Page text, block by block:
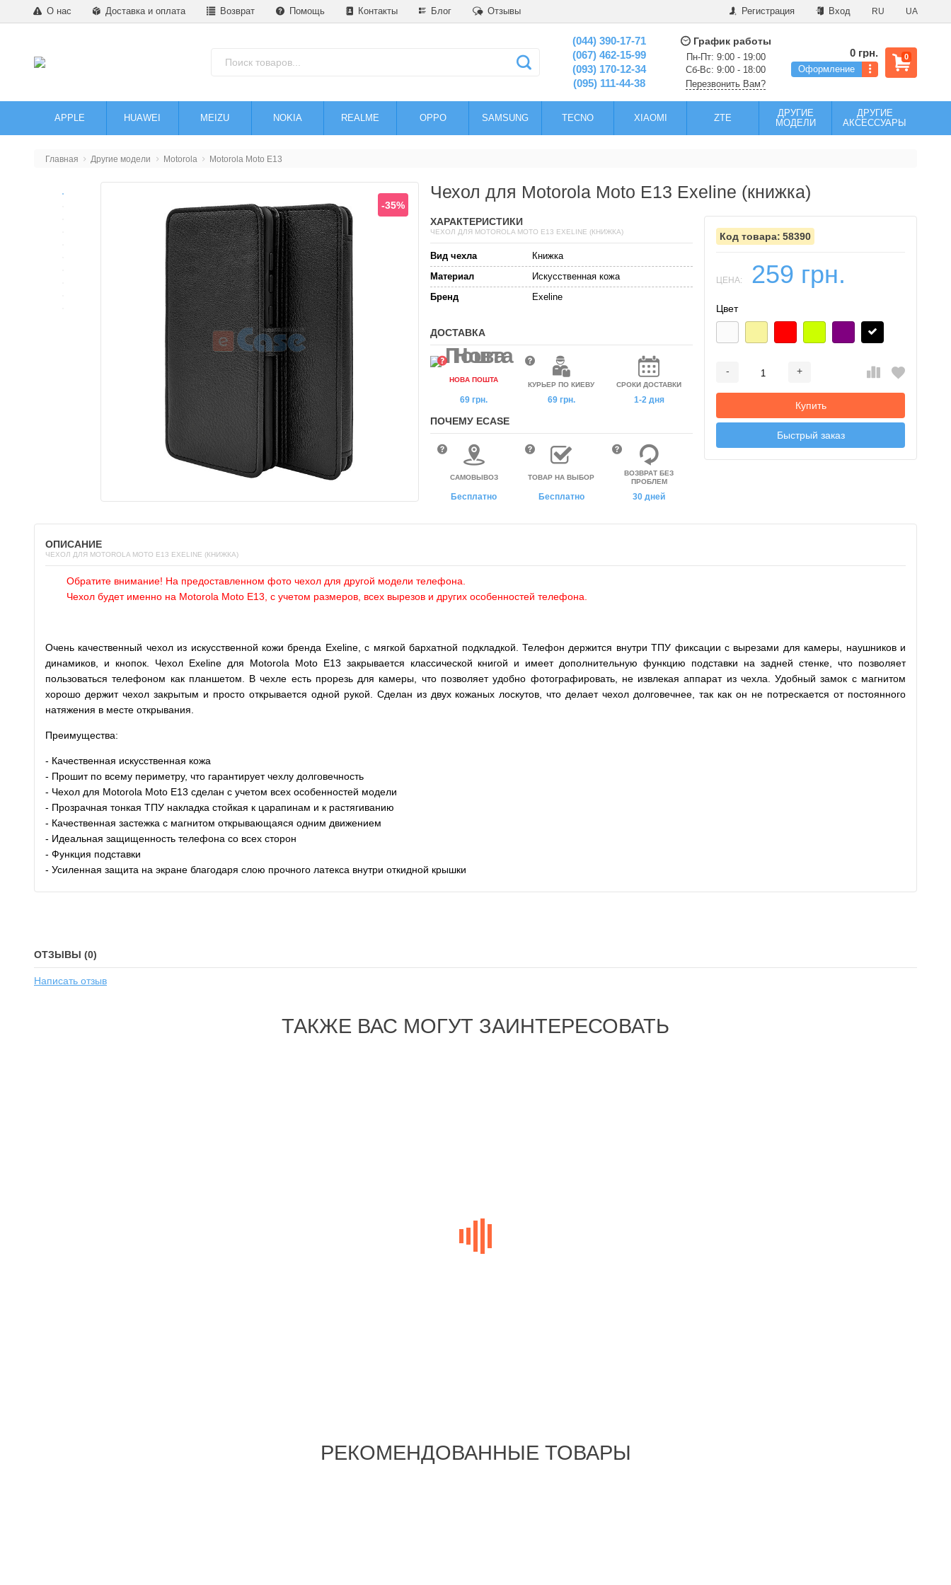
О нас Доставка и оплата Возврат Помощь Контакты Блог Отзывы Регистрация Вход RU UA
(044) 390-17-71
(067) 462-15-99
(093) 170-12-34
(095) 111-44-38
График работы
Пн-Пт: 9:00 - 19:00
Сб-Вс: 9:00 - 18:00
Перезвонить Вам?
0
0 грн.
Оформление
APPLE HUAWEI MEIZU NOKIA REALME OPPO SAMSUNG TECNO XIAOMI ZTE
ДРУГИЕ
МОДЕЛИ
ДРУГИЕ
АКСЕССУАРЫ
Главная Другие модели Motorola Motorola Moto E13
-35%
Чехол для Motorola Moto E13 Exeline (книжка)
58390
ЦЕНА: 259 грн.
Цвет
- +
Купить
Быстрый заказ
ХАРАКТЕРИСТИКИ
ЧЕХОЛ ДЛЯ MOTOROLA MOTO E13 EXELINE (КНИЖКА)
Вид чехла
Книжка
Материал
Искусственная кожа
Бренд
Exeline
ДОСТАВКА
НОВА ПОШТА
69 грн.
КУРЬЕР ПО КИЕВУ
69 грн.
СРОКИ ДОСТАВКИ
1-2 дня
ПОЧЕМУ ECASE
САМОВЫВОЗ
Бесплатно
ТОВАР НА ВЫБОР
Бесплатно
ВОЗВРАТ БЕЗ
ПРОБЛЕМ
30 дней
ОПИСАНИЕ
ЧЕХОЛ ДЛЯ MOTOROLA MOTO E13 EXELINE (КНИЖКА)
Обратите внимание! На предоставленном фото чехол для другой модели телефона.
Чехол будет именно на Motorola Moto E13, с учетом размеров, всех вырезов и других особенностей телефона.
Очень качественный чехол из искусственной кожи бренда Exeline, с мягкой бархатной подкладкой. Телефон держится внутри ТПУ фиксации с вырезами для камеры, наушников и
динамиков, и кнопок. Чехол Exeline для Motorola Moto E13 закрывается классической книгой и имеет дополнительную функцию подставки на задней стенке, что позволяет
пользоваться телефоном как планшетом. В чехле есть прорезь для камеры, что позволяет удобно фотографировать, не извлекая аппарат из чехла. Удобный замок с магнитом
хорошо держит чехол закрытым и просто открывается одной рукой. Сделан из двух кожаных лоскутов, что делает чехол долговечнее, так как он не потрескается от постоянного
натяжения в месте открывания.
Преимущества:
- Качественная искусственная кожа
- Прошит по всему периметру, что гарантирует чехлу долговечность
- Чехол для Motorola Moto E13 сделан с учетом всех особенностей модели
- Прозрачная тонкая ТПУ накладка стойкая к царапинам и к растягиванию
- Качественная застежка с магнитом открывающаяся одним движением
- Идеальная защищенность телефона со всех сторон
- Функция подставки
- Усиленная защита на экране благодаря слою прочного латекса внутри откидной крышки
ОТЗЫВЫ (0)
Написать отзыв
ТАКЖЕ ВАС МОГУТ ЗАИНТЕРЕСОВАТЬ
РЕКОМЕНДОВАННЫЕ ТОВАРЫ